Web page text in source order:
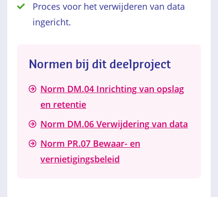
Proces voor het verwijderen van data
ingericht.
Normen bij dit deelproject
Norm DM.04 Inrichting van opslag
en retentie
Norm DM.06 Verwijdering van data
Norm PR.07 Bewaar- en
vernietigingsbeleid